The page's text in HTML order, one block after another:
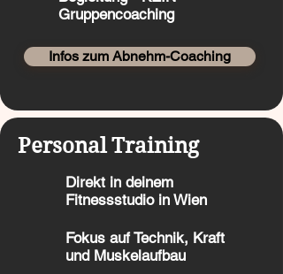
Gruppencoaching
Infos zum Abnehm-Coaching
Personal Training
Direkt in deinem
Fitnessstudio in Wien
Fokus auf Technik, Kraft
und Muskelaufbau